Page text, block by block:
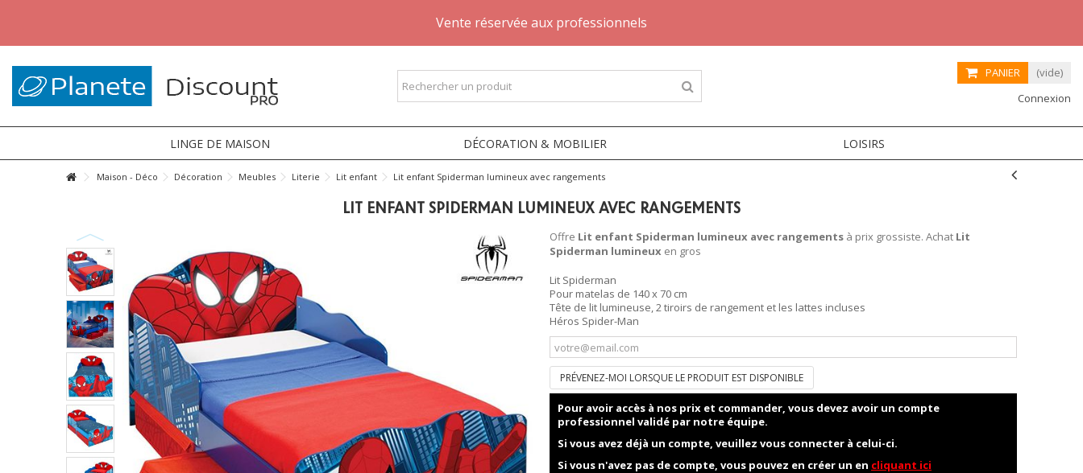
Vente réservée aux professionnels
PANIER
(vide)
Connexion
LINGE DE MAISON DÉCORATION & MOBILIER LOISIRS
Maison - Déco Décoration Meubles Literie Lit enfant Lit enfant Spiderman lumineux avec rangements
LIT ENFANT SPIDERMAN LUMINEUX AVEC RANGEMENTS
Offre Lit enfant Spiderman lumineux avec rangements à prix grossiste. Achat Lit
Spiderman lumineux en gros
Lit Spiderman
Pour matelas de 140 x 70 cm
Tête de lit lumineuse, 2 tiroirs de rangement et les lattes incluses
Héros Spider-Man
PRÉVENEZ-MOI LORSQUE LE PRODUIT EST DISPONIBLE
Pour avoir accès à nos prix et commander, vous devez avoir un compte
professionnel validé par notre équipe.
Si vous avez déjà un compte, veuillez vous connecter à celui-ci.
Si vous n'avez pas de compte, vous pouvez en créer un en cliquant ici